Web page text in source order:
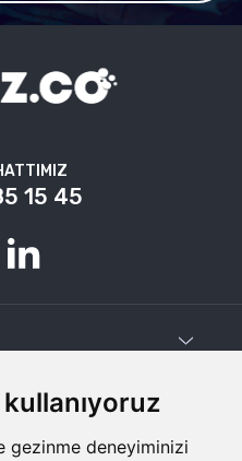
gezinme deneyiminizi
15 45